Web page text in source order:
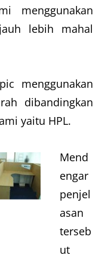
menggunakan
lebih mahal
menggunakan
dibandingkan
yaitu HPL.
Mend
engar
penjel
asan
terseb
ut